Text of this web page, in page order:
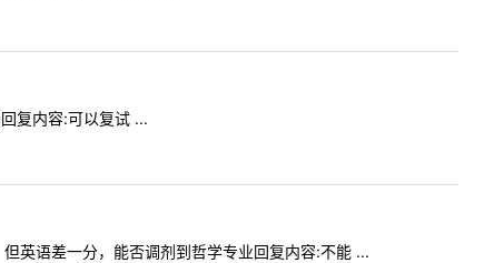
复内容:可以复试 ...
英语差一分，能否调剂到哲学专业回复内容:不能 ...